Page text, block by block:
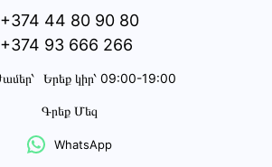
+374 44 80 90 80
+374 93 666 266
Երեք կիր՝ 09:00-19:00
Գրեք Մեզ
WhatsApp